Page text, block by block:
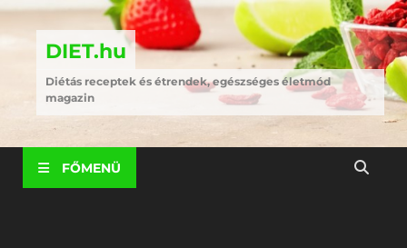
DIET.hu
Diétás receptek és étrendek, egészséges életmód
magazin
FŐMENÜ